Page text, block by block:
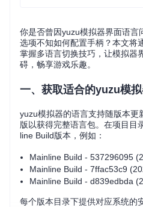
你是否曾因yuzu模拟器界面语言
选项不知如何配置手柄？本文将
掌握多语言切换技巧，让模拟器
碍，畅享游戏乐趣。
一、获取适合的yuzu模
yuzu模拟器的语言支持随版本更
版以获得完整语言包。在项目目
line Build版本，例如：
Mainline Build - 537296095
Mainline Build - 7ffac53c9
Mainline Build - d839edbda
每个版本目录下提供对应系统的